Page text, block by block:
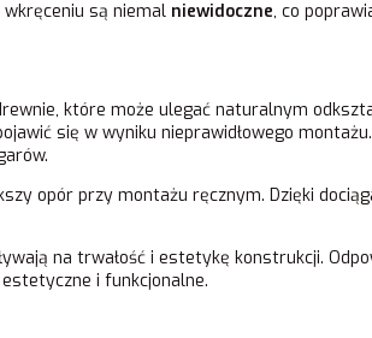
są niemal niewidoczne, co
które może ulegać naturalnym
się w wyniku nieprawidłowego
opór przy montażu ręcznym. Dzięki
na trwałość i estetykę konstrukcji.
i funkcjonalne.